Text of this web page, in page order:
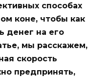
способах
коне, чтобы как
денег на его
мы расскажем,
скорость
предпринять,